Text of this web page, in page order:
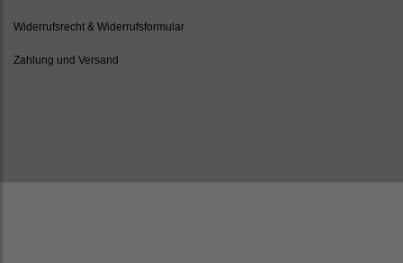
Widerrufsrecht & Widerrufsformular
Zahlung und Versand